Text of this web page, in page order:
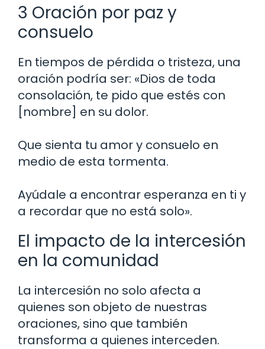
3 Oración por paz y
consuelo
En tiempos de pérdida o tristeza, una
oración podría ser: «Dios de toda
consolación, te pido que estés con
[nombre] en su dolor.
Que sienta tu amor y consuelo en
medio de esta tormenta.
Ayúdale a encontrar esperanza en ti y
a recordar que no está solo».
El impacto de la intercesión
en la comunidad
La intercesión no solo afecta a
quienes son objeto de nuestras
oraciones, sino que también
transforma a quienes interceden.